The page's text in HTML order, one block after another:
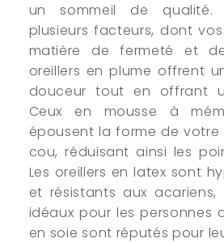
un sommeil de
plusieurs facteurs, dont
matière de fermeté et
oreillers en plume offrent
douceur tout en offrant
Ceux en mousse à
épousent la forme de
cou, réduisant ainsi les
Les oreillers en latex sont
et résistants aux
idéaux pour les personnes
en soie sont réputés pour